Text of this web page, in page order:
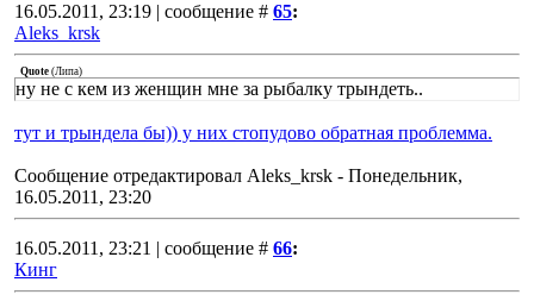
16.05.2011, 23:19 | сообщение # 65:
Aleks_krsk
Quote (Липа)
ну не с кем из женщин мне за рыбалку трындеть..
тут и трындела бы)) у них стопудово обратная проблемма.
Сообщение отредактировал Aleks_krsk - Понедельник,
16.05.2011, 23:20
16.05.2011, 23:21 | сообщение # 66:
Кинг